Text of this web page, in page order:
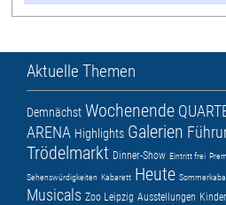
Aktuelle Themen
Demnächst Wochenende
ARENA Highlights Galerien
Trödelmarkt Dinner-Show Eintritt frei
Sehenswürdigkeiten Kabarett Heute
Musicals Zoo Leipzig Ausstellungen Kinder